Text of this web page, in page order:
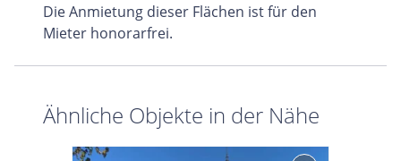
Die Anmietung dieser Flächen ist für den
Mieter honorarfrei.
Ähnliche Objekte in der Nähe